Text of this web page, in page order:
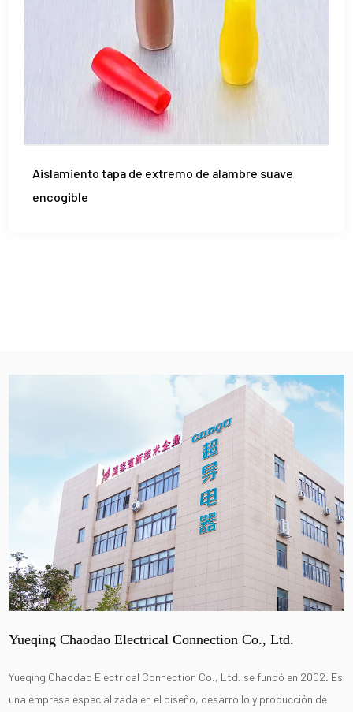
Aislamiento tapa de extremo de alambre suave
encogible
Yueqing Chaodao Electrical Connection Co., Ltd.
Yueqing Chaodao Electrical Connection Co., Ltd. se fundó en 2002. Es
una empresa especializada en el diseño, desarrollo y producción de